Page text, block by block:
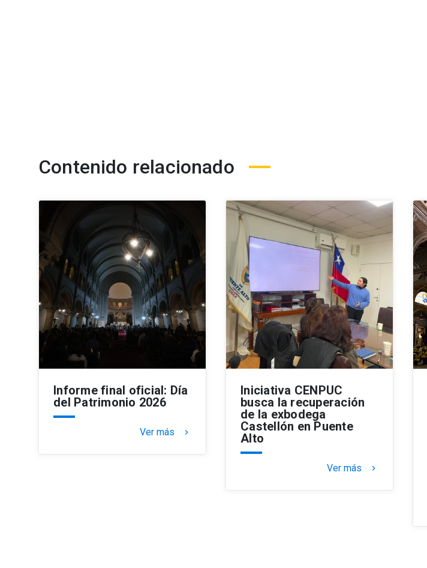
Contenido relacionado
Informe final oficial: Día
del Patrimonio 2026
Ver más keyboard_arrow_right
Iniciativa CENPUC
busca la recuperación
de la exbodega
Castellón en Puente
Alto
Ver más keyboard_arrow_right